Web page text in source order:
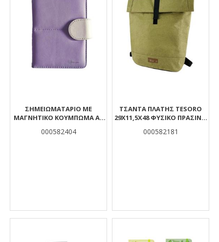
ΣΗΜΕΙΩΜΑΤΑΡΙΟ ΜΕ
ΜΑΓΝΗΤΙΚΟ ΚΟΥΜΠΩΜΑ Α6
000582404
ΤΣΑΝΤΑ ΠΛΑΤΗΣ TESORO
29Χ11,5Χ48 ΦΥΣΙΚΟ ΠΡΑΣΙΝΟ
000582181